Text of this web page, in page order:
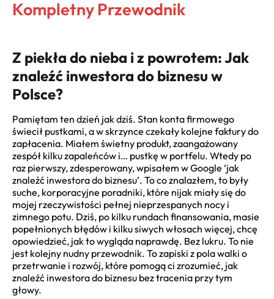
Kompletny Przewodnik
Z piekła do nieba i z powrotem: Jak
znaleźć inwestora do biznesu w
Polsce?
Pamiętam ten dzień jak dziś. Stan konta firmowego
świecił pustkami, a w skrzynce czekały kolejne faktury do
zapłacenia. Miałem świetny produkt, zaangażowany
zespół kilku zapaleńców i… pustkę w portfelu. Wtedy po
raz pierwszy, zdesperowany, wpisałem w Google ‘jak
znaleźć inwestora do biznesu’. To co znalazłem, to były
suche, korporacyjne poradniki, które nijak miały się do
mojej rzeczywistości pełnej nieprzespanych nocy i
zimnego potu. Dziś, po kilku rundach finansowania, masie
popełnionych błędów i kilku siwych włosach więcej, chcę
opowiedzieć, jak to wygląda naprawdę. Bez lukru. To nie
jest kolejny nudny przewodnik. To zapiski z pola walki o
przetrwanie i rozwój, które pomogą ci zrozumieć, jak
znaleźć inwestora do biznesu bez tracenia przy tym
głowy.